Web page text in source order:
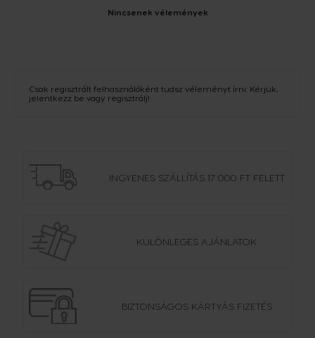
Nincsenek vélemények
Csak regisztrált felhasználóként tudsz véleményt írni. Kérjük,
jelentkezz be vagy regisztrálj!
INGYENES SZÁLLÍTÁS17 000 FT FELETT
KÜLÖNLEGES AJÁNLATOK
BIZTONSÁGOS KÁRTYÁS FIZETÉS